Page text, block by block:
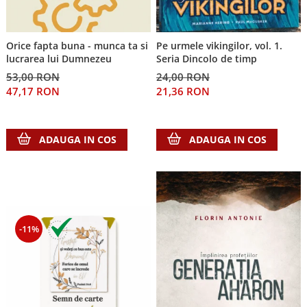
Despre afaceri
Dezvoltare personala
Leadership
Mediu
Sanatate / nutritie
Orice fapta buna - munca ta si
lucrarea lui Dumnezeu
53,00 RON
47,17 RON
ADAUGA IN COS
Pe urmele vikingilor, vol. 1.
Seria Dincolo de timp
24,00 RON
21,36 RON
ADAUGA IN COS
-11%